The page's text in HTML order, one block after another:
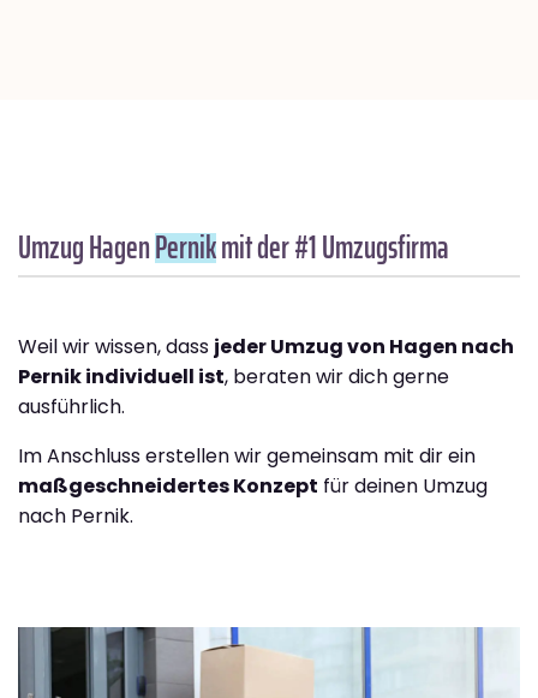
Umzug HagenPernikmit der #1 Umzugsfirma
Weil wir wissen, dass jeder Umzug von Hagen nach
Pernik individuell ist, beraten wir dich gerne
ausführlich.
Im Anschluss erstellen wir gemeinsam mit dir ein
maßgeschneidertes Konzept für deinen Umzug
nach Pernik.